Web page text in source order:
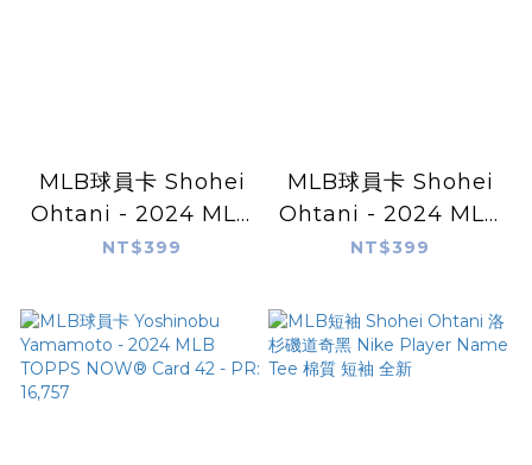
MLB球員卡 Shohei
Ohtani - 2024 MLB
TOPPS NOW®
19,298
NT$399
MLB球員卡 Shohei
Ohtani - 2024 MLB
TOPPS NOW®
16318
NT$399